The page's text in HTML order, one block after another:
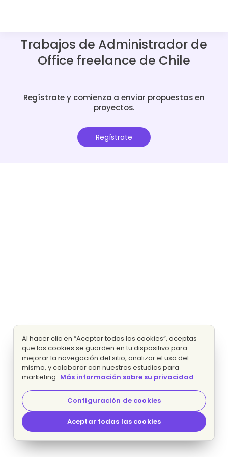
Trabajos de Administrador de
Office freelance de Chile
Regístrate y comienza a enviar propuestas en
proyectos.
Regístrate
Al hacer clic en “Aceptar todas las cookies”, aceptas
que las cookies se guarden en tu dispositivo para
mejorar la navegación del sitio, analizar el uso del
mismo, y colaborar con nuestros estudios para
marketing. Más información sobre su privacidad
Configuración de cookies
Aceptar todas las cookies